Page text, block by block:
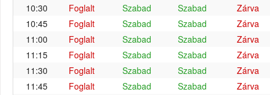
10:30
Foglalt Szabad Szabad
Zárva
10:45
Foglalt Szabad Szabad
Zárva
11:00
Foglalt Szabad Szabad
Zárva
11:15
Foglalt Szabad Szabad
Zárva
11:30
Foglalt Szabad Szabad
Zárva
11:45
Foglalt Szabad Szabad
Zárva